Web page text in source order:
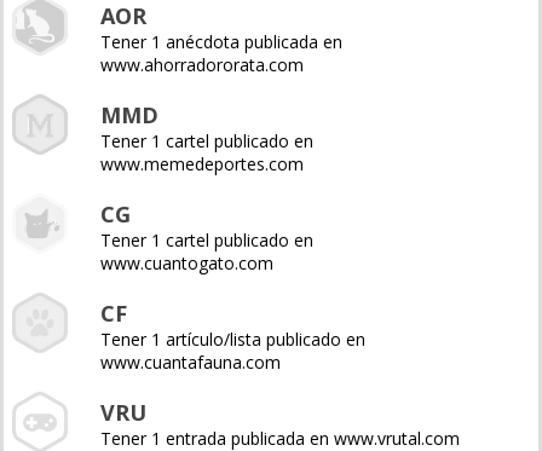
AOR
Tener 1 anécdota publicada en
www.ahorradororata.com
MMD
Tener 1 cartel publicado en
www.memedeportes.com
CG
Tener 1 cartel publicado en
www.cuantogato.com
CF
Tener 1 artículo/lista publicado en
www.cuantafauna.com
VRU
Tener 1 entrada publicada en www.vrutal.com